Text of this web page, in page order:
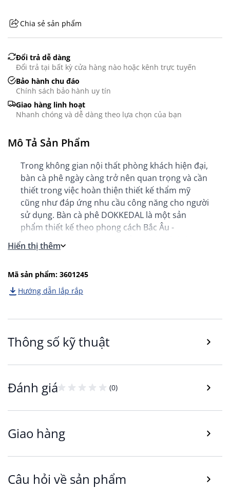
GHS07 - Advarsel
Chia sẻ sản phẩm
Đổi trả dễ dàng
Đổi trả tại bất kỳ cửa hàng nào hoặc kênh trực tuyến
Bảo hành chu đáo
Chính sách bảo hành uy tín
Giao hàng linh hoạt
Nhanh chóng và dễ dàng theo lựa chọn của bạn
Mô Tả Sản Phẩm
Trong không gian nội thất phòng khách hiện đại,
bàn cà phê ngày càng trở nên quan trọng và cần
thiết trong việc hoàn thiện thiết kế thẩm mỹ
cũng như đáp ứng nhu cầu công năng cho người
sử dụng. Bàn cà phê DOKKEDAL là một sản
phẩm thiết kế theo phong cách Bắc Âu -
hiện đại và công năng tiện dụng, dễ dàng phù
Đặc điểm nổi bật:
chắn, thiết kế hiện đại và tinh tế: Mặt bàn hình
trình sản xuất tiêu chuẩn, bề mặt được phủ vật
liệu Melamine có độ bền cao, khả năng chống
thấm nước, chống mối mọt, không cong vênh,
Hiển thị thêm
Mã sản phẩm: 3601245
Hướng dẵn lắp rắp
Thông số kỹ thuật
Đánh giá (0)
Giao hàng
Câu hỏi về sản phẩm